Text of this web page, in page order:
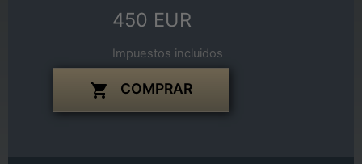
450 EUR
Impuestos incluidos
 COMPRAR